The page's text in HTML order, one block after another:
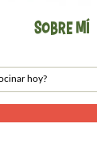
Sobre mí